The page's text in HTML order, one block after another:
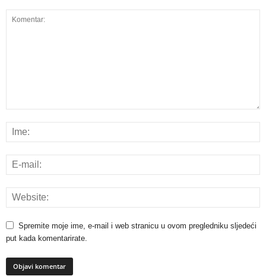
Spremite moje ime, e-mail i web stranicu u ovom pregledniku sljedeći
put kada komentarirate.